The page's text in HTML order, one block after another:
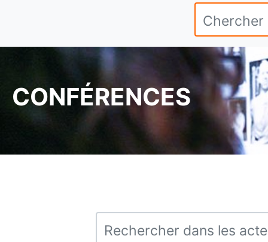
CONFÉRENCES